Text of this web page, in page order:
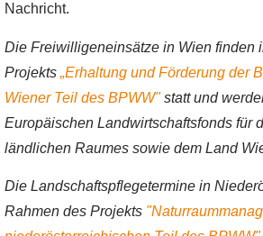
Nachricht.
Die Freiwilligeneinsätze in Wien finden
Projekts „Erhaltung und Förderung der
Wiener Teil des BPWW"statt und
Europäischen Landwirtschaftsfonds für
ländlichen Raumes sowie dem Land
Die Landschaftspflegetermine in
Rahmen des Projekts